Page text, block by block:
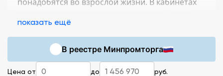
мастерить, обрабатывать материалы. Группа
компаний ВнешРегионТорг предлагает
оборудование для кабинета технологии в
школе с доставкой товаров по России.
показать ещё
В реестре Минпромторга
Цена от до руб.